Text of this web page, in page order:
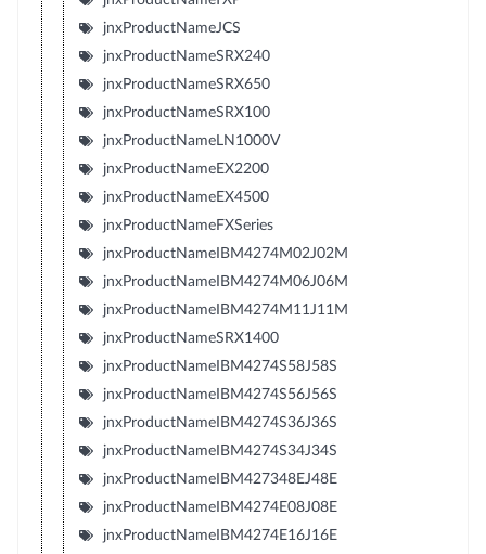
jnxProductNameJCS
jnxProductNameSRX240
jnxProductNameSRX650
jnxProductNameSRX100
jnxProductNameLN1000V
jnxProductNameEX2200
jnxProductNameEX4500
jnxProductNameFXSeries
jnxProductNameIBM4274M02J02M
jnxProductNameIBM4274M06J06M
jnxProductNameIBM4274M11J11M
jnxProductNameSRX1400
jnxProductNameIBM4274S58J58S
jnxProductNameIBM4274S56J56S
jnxProductNameIBM4274S36J36S
jnxProductNameIBM4274S34J34S
jnxProductNameIBM427348EJ48E
jnxProductNameIBM4274E08J08E
jnxProductNameIBM4274E16J16E